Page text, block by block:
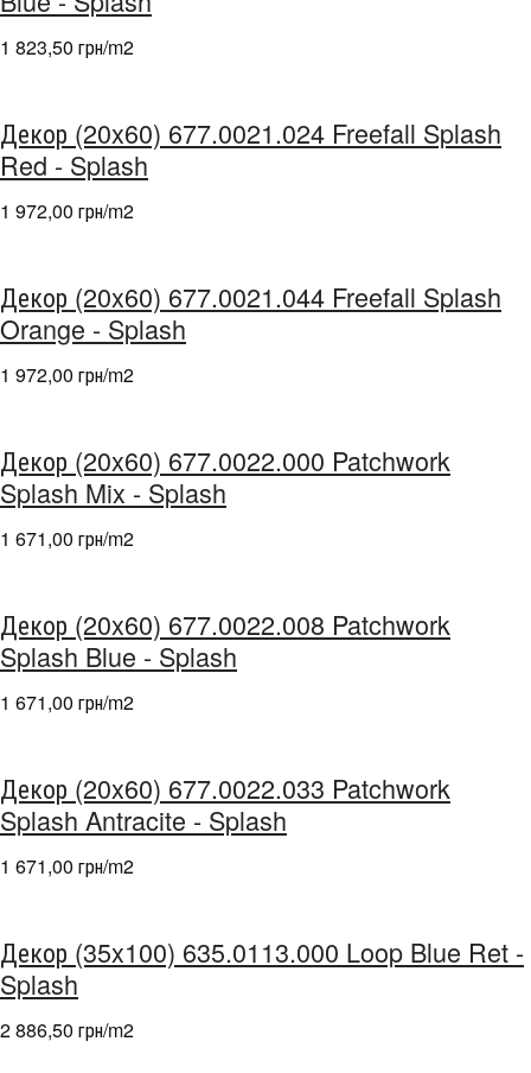
1 823,50 грн/m2
Декор (20x60) 677.0021.024 Freefall Splash
Red - Splash
1 972,00 грн/m2
Декор (20x60) 677.0021.044 Freefall Splash
Orange - Splash
1 972,00 грн/m2
Декор (20x60) 677.0022.000 Patchwork
Splash Mix - Splash
1 671,00 грн/m2
Декор (20x60) 677.0022.008 Patchwork
Splash Blue - Splash
1 671,00 грн/m2
Декор (20x60) 677.0022.033 Patchwork
Splash Antracite - Splash
1 671,00 грн/m2
Декор (35x100) 635.0113.000 Loop Blue Ret -
Splash
2 886,50 грн/m2